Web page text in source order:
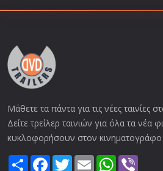
Μάθετε τα πάντα για τις νέες ταινίες
Δείτε τρείλερ ταινιών για όλα τα νέα
κυκλοφορήσουν στον κινηματογράφο
ShareFacebook
TwitterEmail WhatsApp